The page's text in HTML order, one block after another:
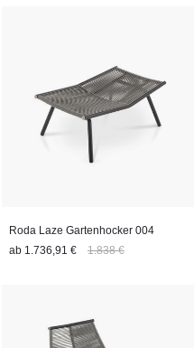
Roda Laze Gartenhocker 004
ab 1.736,91 € 1.838 €